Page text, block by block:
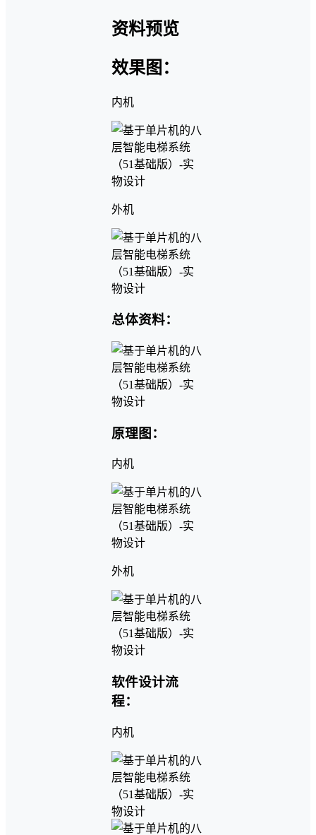
资料预览
效果图：
内机
外机
总体资料：
原理图：
内机
外机
软件设计流
程：
内机